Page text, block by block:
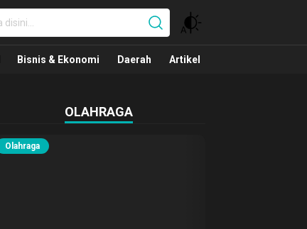
Bisnis & Ekonomi Daerah Artikel
OLAHRAGA
Olahraga